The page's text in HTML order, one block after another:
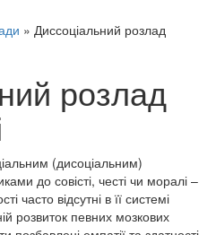
» Диссоціальний розлад
розлад
(дисоціальним)
до совісті, честі чи моралі –
часто відсутні в її системі
розвиток певних мозкових